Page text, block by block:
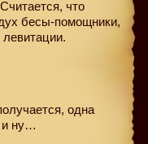
что
бесы-помощники,
одна
и ну…